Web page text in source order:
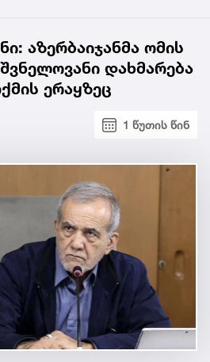
აზერბაიჯანმა ომის
დახმარება
ერაყზეც
1 წუთის წინ